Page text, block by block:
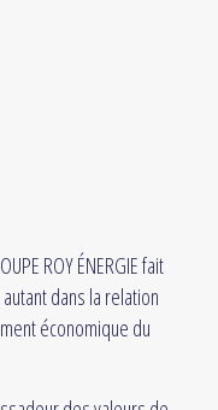
ROY ÉNERGIE fait
dans la relation
économique du